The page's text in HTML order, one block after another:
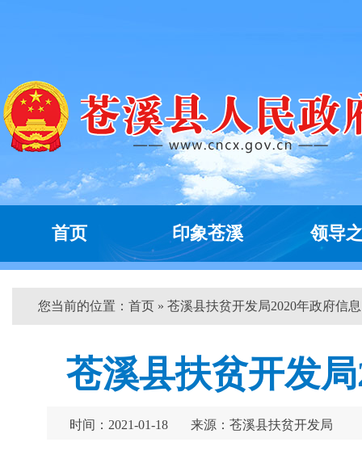
首页 印象苍溪 领导
您当前的位置： 首页 » 苍溪县扶贫开发局2020年政府信
苍溪县扶贫开发
时间：2021-01-18 来源：苍溪县扶贫开发局